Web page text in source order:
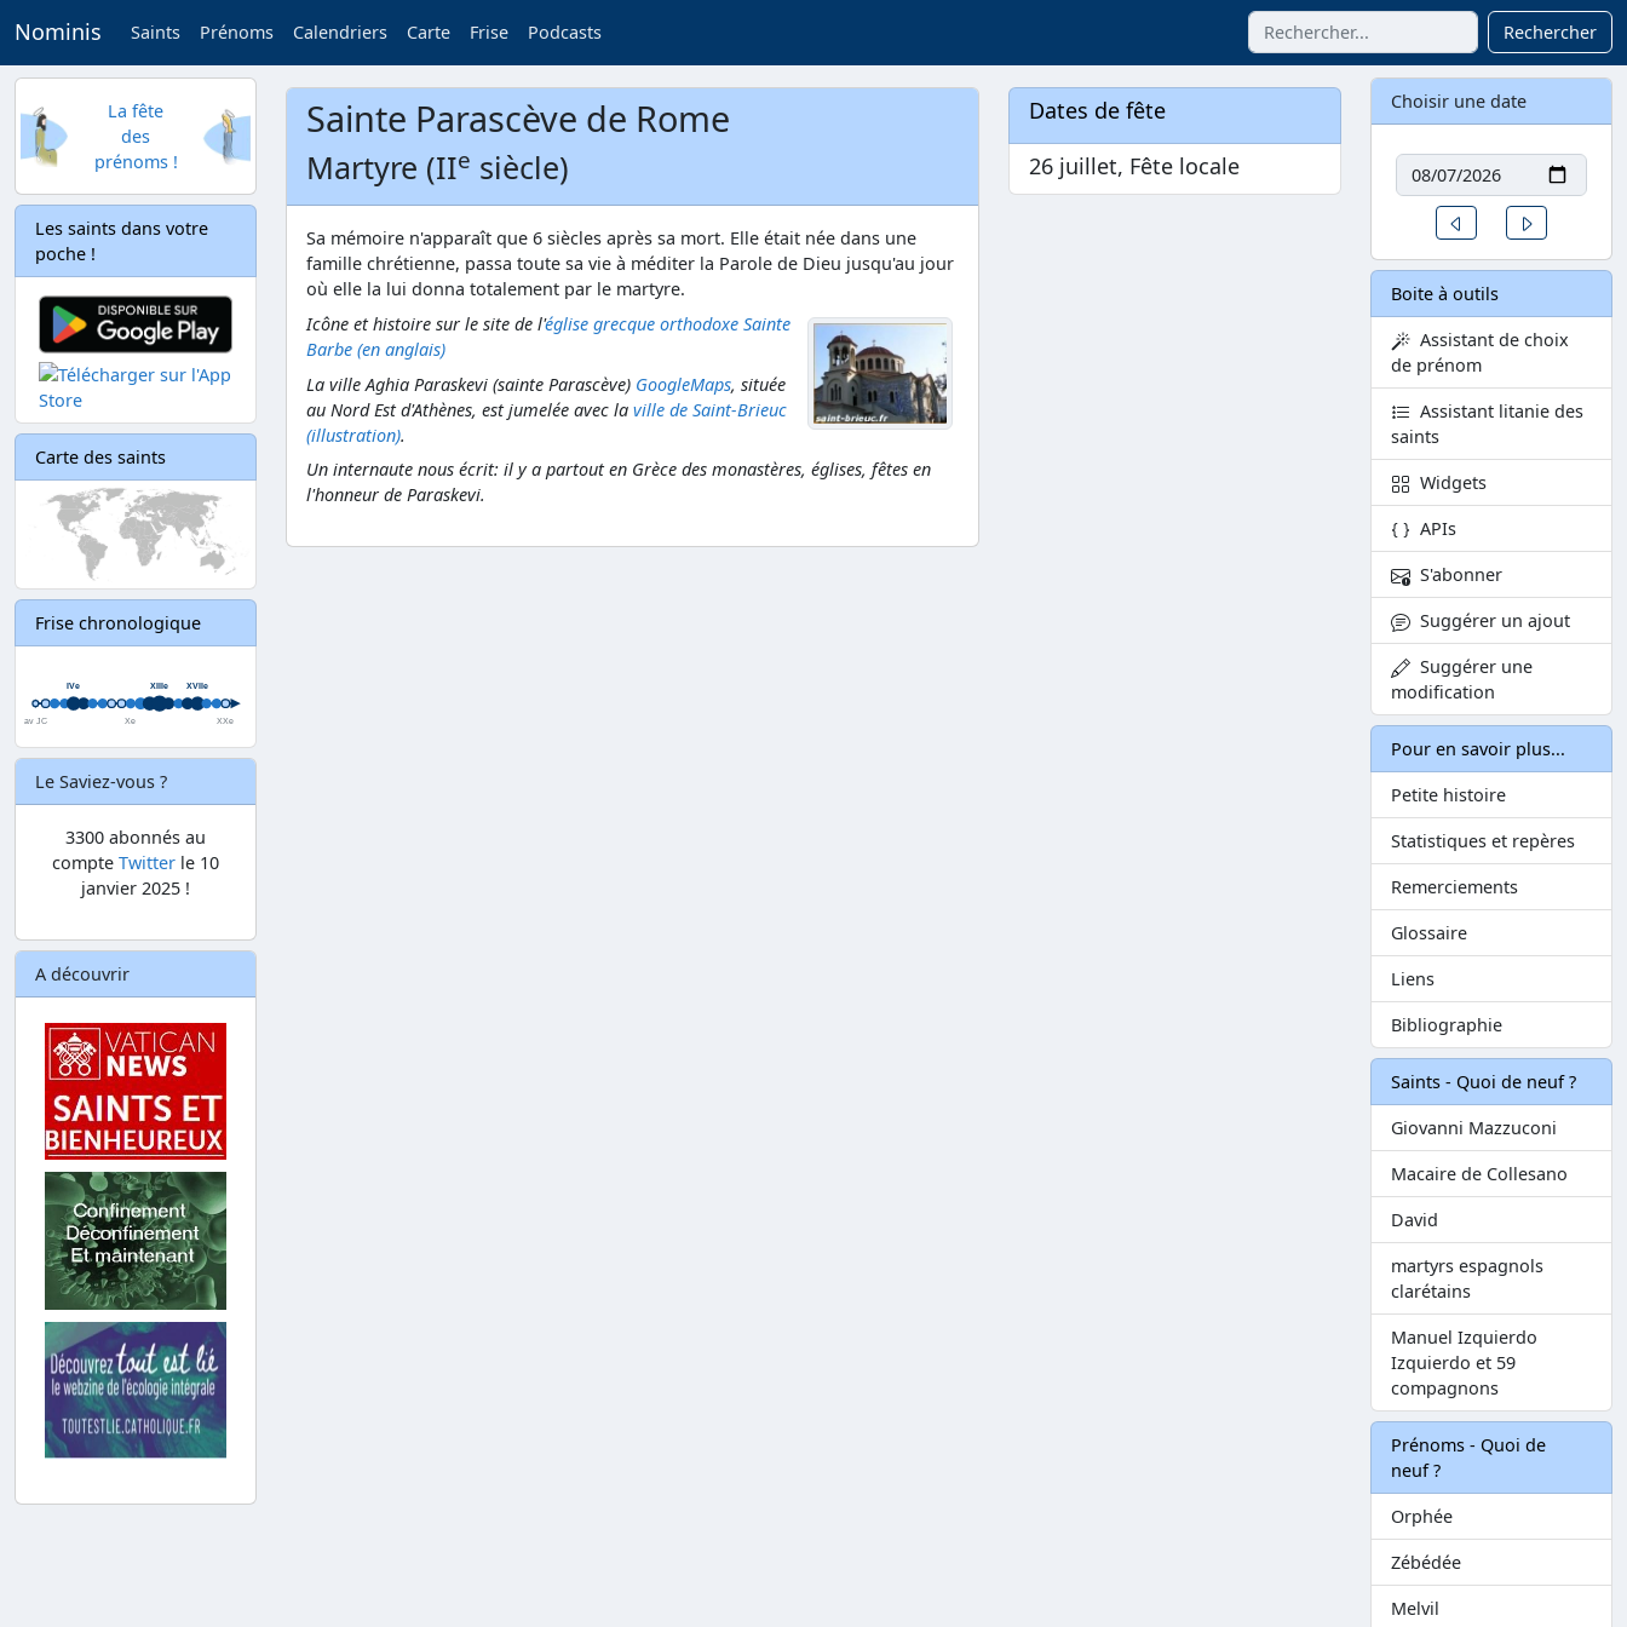
Nominis Saints Prénoms Calendriers Carte Frise Podcasts Rechercher
La fête
des
prénoms !
Les saints dans votre
poche !
Carte des saints
Frise chronologique
Le Saviez-vous ?
3300 abonnés au
compte Twitter le 10
janvier 2025 !
A découvrir
Sainte Parascève de Rome
Martyre (IIe siècle)
Sa mémoire n'apparaît que 6 siècles après sa mort. Elle était née dans une
famille chrétienne, passa toute sa vie à méditer la Parole de Dieu jusqu'au jour
où elle la lui donna totalement par le martyre.
Icône et histoire sur le site de l'église grecque orthodoxe Sainte
Barbe (en anglais)
La ville Aghia Paraskevi (sainte Parascève) GoogleMaps, située
au Nord Est d'Athènes, est jumelée avec la ville de Saint-Brieuc
(illustration).
Un internaute nous écrit: il y a partout en Grèce des monastères, églises, fêtes en
l'honneur de Paraskevi.
Dates de fête
26 juillet, Fête locale
Choisir une date
Date
Un jour avant
Boite à outils
Assistant de choix
de prénom
Assistant litanie des
saints
Widgets
APIs
S'abonner
Suggérer un ajout
Suggérer une
modification
Pour en savoir plus...
Petite histoire
Statistiques et repères
Remerciements
Glossaire
Liens
Bibliographie
Saints - Quoi de neuf ?
Giovanni Mazzuconi
Macaire de Collesano
David
martyrs espagnols
clarétains
Manuel Izquierdo
Izquierdo et 59
compagnons
Prénoms - Quoi de
neuf ?
Orphée
Zébédée
Melvil